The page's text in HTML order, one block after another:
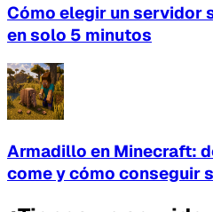
Cómo elegir un servidor
en solo 5 minutos
Armadillo en Minecraft:
come y cómo conseguir